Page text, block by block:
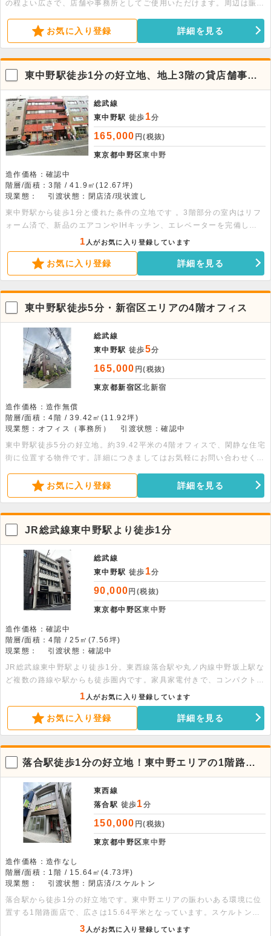
の程よい広さで、店舗や事務所としてご使用いただけます。周辺は賑わ
お気に入り登録 詳細を見る
東中野駅徒歩1分の好立地、地上3階の貸店舗事務
所
総武線
東中野駅 徒歩 1分
165,000 円(税抜)
東京都中野区東中野
造作価格：確認中
階層/面積：3階 / 41.9㎡(12.67坪)
現業態：
引渡状態：閉店済/現状渡し
東中野駅から徒歩1分と優れた条件の立地です 。3階部分の室内はリフ
ォーム済で、新品のエアコンやIHキッチン、エレベーターを完備して
います 。詳細につきましてはお問い合わせください。
1 人がお気に入り登録しています
お気に入り登録 詳細を見る
東中野駅徒歩5分・新宿区エリアの4階オフィス
総武線
東中野駅 徒歩5分
165,000 円(税抜)
東京都新宿区北新宿
造作価格：造作無償
階層/面積：4階 / 39.42㎡(11.92坪)
現業態：オフィス（事務所）
引渡状態：確認中
東中野駅徒歩5分の好立地。約39.42平米の4階オフィスで、閑静な住宅
街に位置する物件です。詳細につきましてはお気軽にお問い合わせくだ
お気に入り登録 詳細を見る
JR総武線東中野駅より徒歩1分
総武線
東中野駅 徒歩 1分
90,000 円(税抜)
東京都中野区東中野
造作価格：確認中
階層/面積：4階 / 25㎡(7.56坪)
現業態：
引渡状態：確認中
JR総武線東中野駅より徒歩1分。東西線落合駅や丸ノ内線中野坂上駅な
ど複数の路線や駅からも徒歩圏内です。家具家電付きで、コンパクトな
オフィスにおすすめです。即入居可能です。
1 人がお気に入り登録しています
お気に入り登録 詳細を見る
落合駅徒歩1分の好立地！東中野エリアの1階路面
店舗物件
東西線
落合駅 徒歩1分
150,000 円(税抜)
東京都中野区東中野
造作価格：造作なし
階層/面積：1階 / 15.64㎡(4.73坪)
現業態：
引渡状態：閉店済/スケルトン
落合駅から徒歩1分の好立地です。東中野エリアの賑わいある環境に位
置する1階路面店で、広さは15.64平米となっています。スケルトンで
のお引渡しのため、理想のレイアウトで幅広い業態の出店が可能です。
3 人がお気に入り登録しています